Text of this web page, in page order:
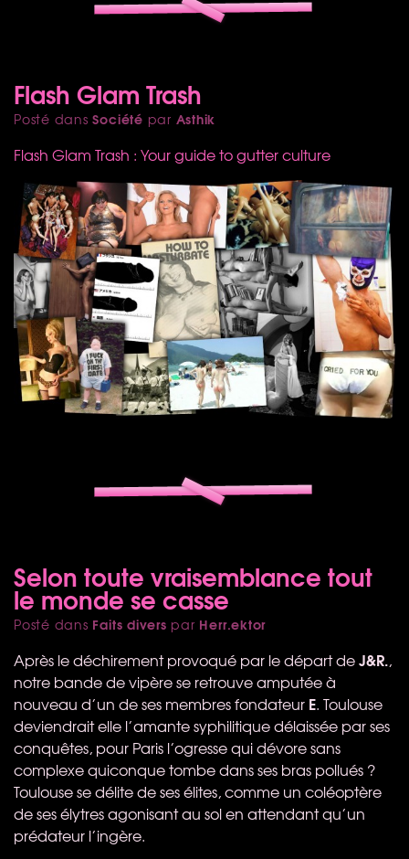
Flash Glam Trash
Posté dansSociété par Asthik
Flash Glam Trash : Your guide to gutter culture
Selon toute vraisemblance tout
le monde se casse
Posté dans Faits divers par Herr.ektor
Après le déchirement provoqué par le départ deJ&R.,
notre bande de vipère se retrouve amputée à
nouveau d’un de ses membres fondateur E. Toulouse
deviendrait elle l’amante syphilitique délaissée par ses
conquêtes, pour Paris l’ogresse qui dévore sans
complexe quiconque tombe dans ses bras pollués ?
Toulouse se délite de ses élites, comme un coléoptère
de ses élytres agonisant au sol en attendant qu’un
prédateur l’ingère.